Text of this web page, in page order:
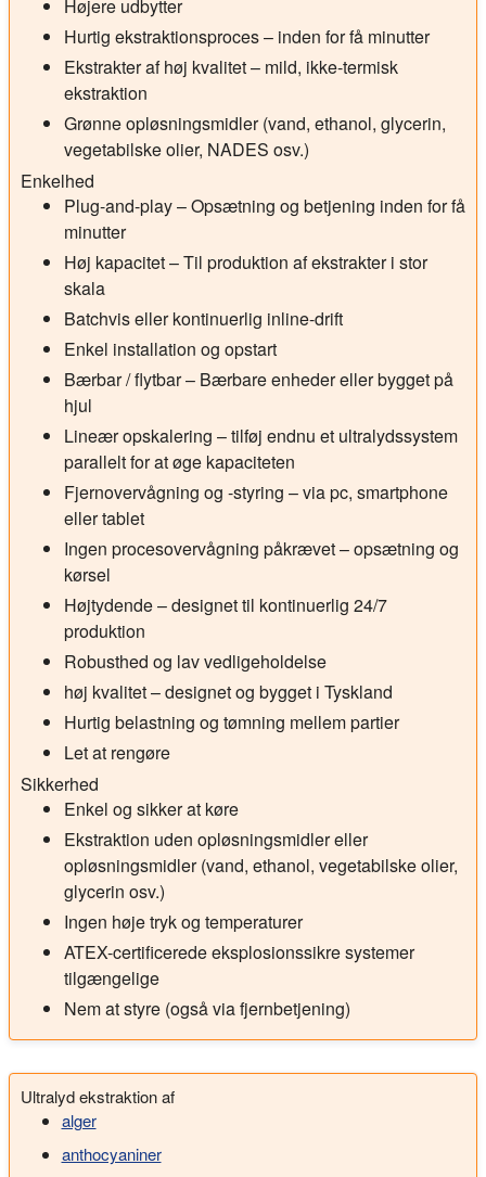
Højere udbytter
Hurtig ekstraktionsproces – inden for få minutter
Ekstrakter af høj kvalitet – mild, ikke-termisk
ekstraktion
Grønne opløsningsmidler (vand, ethanol, glycerin,
vegetabilske olier, NADES osv.)
Enkelhed
Plug-and-play – Opsætning og betjening inden for få
minutter
Høj kapacitet – Til produktion af ekstrakter i stor
skala
Batchvis eller kontinuerlig inline-drift
Enkel installation og opstart
Bærbar / flytbar – Bærbare enheder eller bygget på
hjul
Lineær opskalering – tilføj endnu et ultralydssystem
parallelt for at øge kapaciteten
Fjernovervågning og -styring – via pc, smartphone
eller tablet
Ingen procesovervågning påkrævet – opsætning og
kørsel
Højtydende – designet til kontinuerlig 24/7
produktion
Robusthed og lav vedligeholdelse
høj kvalitet – designet og bygget i Tyskland
Hurtig belastning og tømning mellem partier
Let at rengøre
Sikkerhed
Enkel og sikker at køre
Ekstraktion uden opløsningsmidler eller
opløsningsmidler (vand, ethanol, vegetabilske olier,
glycerin osv.)
Ingen høje tryk og temperaturer
ATEX-certificerede eksplosionssikre systemer
tilgængelige
Nem at styre (også via fjernbetjening)
Ultralyd ekstraktion af
alger
anthocyaniner